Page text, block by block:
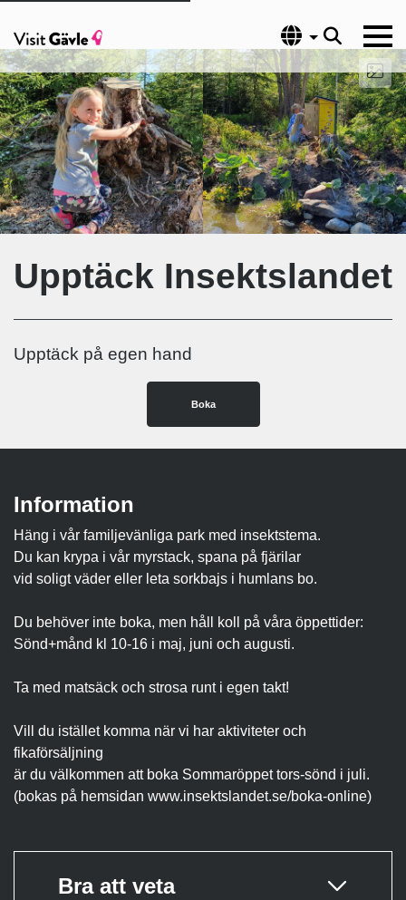
Språk
Upptäck Insektslandet
Upptäck på egen hand
Boka
Information
Häng i vår familjevänliga park med insektstema.
Du kan krypa i vår myrstack, spana på fjärilar
vid soligt väder eller leta sorkbajs i humlans bo.
Du behöver inte boka, men håll koll på våra öppettider:
Sönd+månd kl 10-16 i maj, juni och augusti.
Ta med matsäck och strosa runt i egen takt!
Vill du istället komma när vi har aktiviteter och
fikaförsäljning
är du välkommen att boka Sommaröppet tors-sönd i juli.
(bokas på hemsidan www.insektslandet.se/boka-online)
Bra att veta